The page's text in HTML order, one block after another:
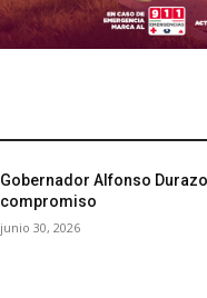
Gobernador Alfonso
compromiso
junio 30, 2026